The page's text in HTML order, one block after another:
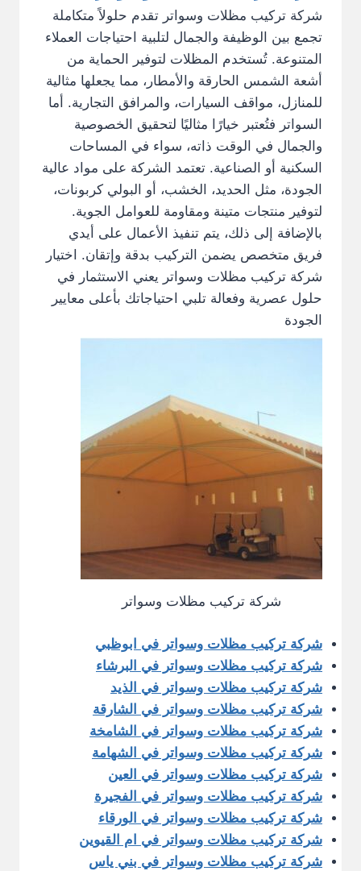
شركة تركيب مظلات وسواتر تقدم حلولاً متكاملة
تجمع بين الوظيفة والجمال لتلبية احتياجات العملاء
المتنوعة. تُستخدم المظلات لتوفير الحماية من
أشعة الشمس الحارقة والأمطار، مما يجعلها مثالية
للمنازل، مواقف السيارات، والمرافق التجارية. أما
السواتر فتُعتبر خيارًا مثاليًا لتحقيق الخصوصية
والجمال في الوقت ذاته، سواء في المساحات
السكنية أو الصناعية. تعتمد الشركة على مواد عالية
الجودة، مثل الحديد، الخشب، أو البولي كربونات،
لتوفير منتجات متينة ومقاومة للعوامل الجوية.
بالإضافة إلى ذلك، يتم تنفيذ الأعمال على أيدي
فريق متخصص يضمن التركيب بدقة وإتقان. اختيار
شركة تركيب مظلات وسواتر يعني الاستثمار في
حلول عصرية وفعالة تلبي احتياجاتك بأعلى معايير
الجودة
شركة تركيب مظلات وسواتر
شركة تركيب مظلات وسواتر في ابوظبي
شركة تركيب مظلات وسواتر في البرشاء
شركة تركيب مظلات وسواتر في الذيد
شركة تركيب مظلات وسواتر في الشارقة
شركة تركيب مظلات وسواتر في الشامخة
شركة تركيب مظلات وسواتر في الشهامة
شركة تركيب مظلات وسواتر في العين
شركة تركيب مظلات وسواتر في الفجيرة
شركة تركيب مظلات وسواتر في الورقاء
شركة تركيب مظلات وسواتر في ام القيوين
شركة تركيب مظلات وسواتر في بني ياس